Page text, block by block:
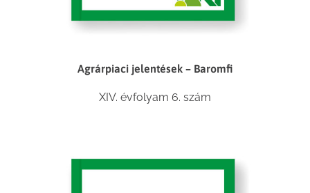
Agrárpiaci jelentések – Baromfi
XIV. évfolyam 6. szám